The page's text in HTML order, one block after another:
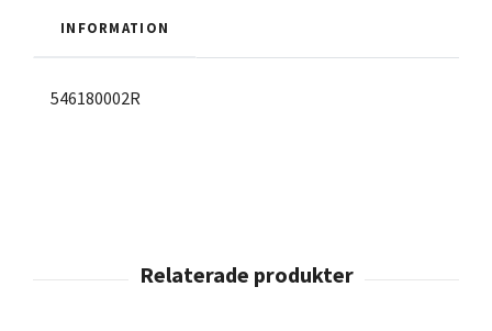
INFORMATION
546180002R